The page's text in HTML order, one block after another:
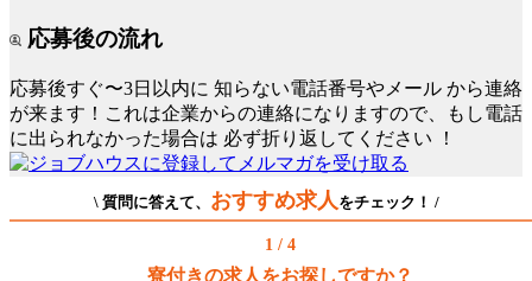
応募後の流れ
応募後すぐ〜3日以内に 知らない電話番号やメール から連絡
が来ます！これは企業からの連絡になりますので、もし電話
に出られなかった場合は 必ず折り返してください ！
\ 質問に答えて、 おすすめ求人 をチェック！ /
1 / 4
寮付きの求人をお探しですか？